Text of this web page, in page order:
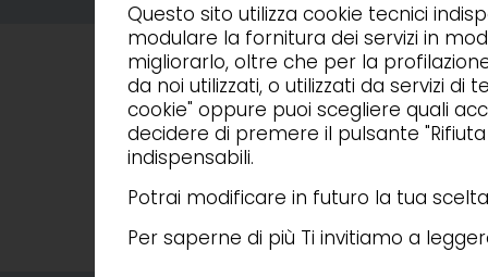
Questo sito utilizza cookie tecnici
modulare la fornitura dei servizi in
migliorarlo, oltre che per la
da noi utilizzati, o utilizzati da servizi
cookie" oppure puoi scegliere quali
decidere di premere il pulsante
indispensabili.
Potrai modificare in futuro la tua
Per saperne di più Ti invitiamo a